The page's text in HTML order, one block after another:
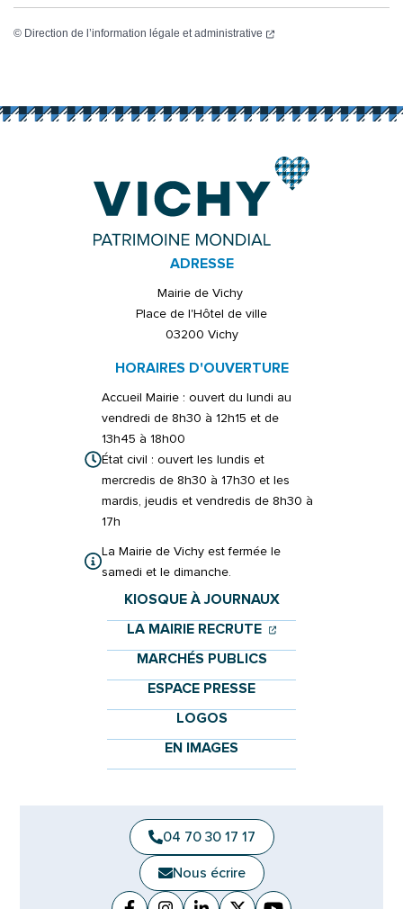
© Direction de l’information légale et administrative (ouverture dans un
ADRESSE
Mairie de Vichy
Place de l'Hôtel de ville
03200 Vichy
HORAIRES D'OUVERTURE
Accueil Mairie : ouvert du lundi au
vendredi de 8h30 à 12h15 et de
13h45 à 18h00
État civil : ouvert les lundis et
mercredis de 8h30 à 17h30 et les
mardis, jeudis et vendredis de 8h30 à
17h
La Mairie de Vichy est fermée le
samedi et le dimanche.
KIOSQUE À JOURNAUX
LA MAIRIE RECRUTE (OUVERTURE
(OUVERTURE
MARCHÉS PUBLICS
ESPACE PRESSE
LOGOS
EN IMAGES
04 70 30 17 17
Nous écrire